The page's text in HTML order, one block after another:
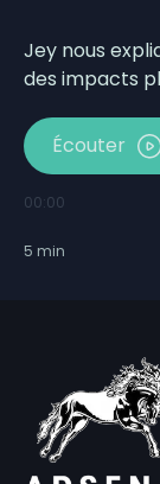
Jey nous
des impacts
Écouter
00:00
5 min